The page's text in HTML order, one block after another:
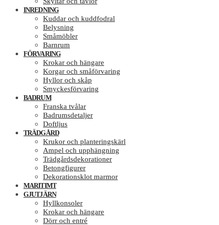
INREDNING
Kuddar och kuddfodral
Belysning
Småmöbler
Barnrum
FÖRVARING
Krokar och hängare
Korgar och småförvaring
Hyllor och skåp
Smyckesförvaring
BADRUM
Franska tvålar
Badrumsdetaljer
Doftljus
TRÄDGÅRD
Krukor och planteringskärl
Ampel och upphängning
Trädgårdsdekorationer
Betongfigurer
Dekorationsklot marmor
MARITIMT
GJUTJÄRN
Hyllkonsoler
Krokar och hängare
Dörr och entré